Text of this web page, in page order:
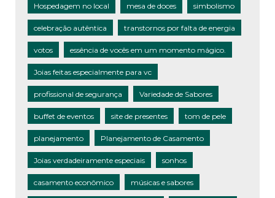
Hospedagem no local mesa de doces simbolismo
celebração autêntica transtornos por falta de energia
votos essência de vocês em um momento mágico.
Joias feitas especialmente para vc
profissional de segurança Variedade de Sabores
buffet de eventos site de presentes tom de pele
planejamento Planejamento de Casamento
Joias verdadeiramente especiais sonhos
casamento econômico músicas e sabores